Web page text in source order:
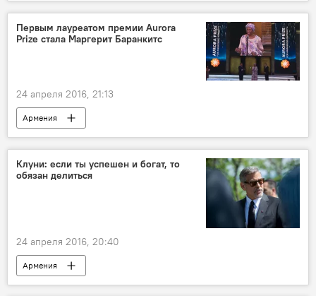
Первым лауреатом премии Aurora
Prize стала Маргерит Баранкитс
24 апреля 2016, 21:13
Армения
Премия Aurora Prize for Awakening Humanity
Клуни: если ты успешен и богат, то
обязан делиться
24 апреля 2016, 20:40
Армения